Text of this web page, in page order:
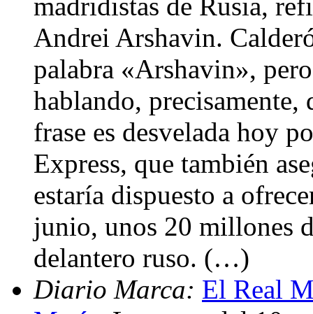
Andrei Arshavin.
palabra «Arshavin»,
hablando, precisamente,
frase es desvelada hoy
Express, que también
estaría dispuesto a
junio, unos 20 millones
delantero ruso. (…)
Diario Marca: El Real